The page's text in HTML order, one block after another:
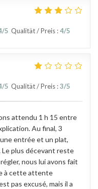
/5 Qualität / Preis :4/5
/5 Qualität / Preis :3/5
attendu 1 h 15 entre
Au final, 3
entrée et un plat,
plus décevant reste
nous lui avons fait
à cette attente
pas excusé, mais il a